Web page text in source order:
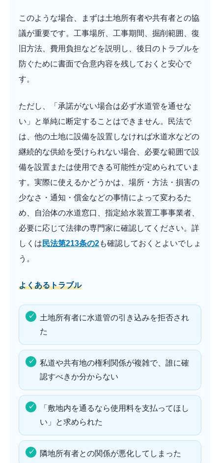
このような場合、まずは土地所有者や共有者との協
議が重要です。工事場所、工事期間、掘削範囲、復
旧方法、費用負担などを説明し、後日のトラブルを
防ぐために書面で合意内容を残しておくと安心で
す。
ただし、「承諾がない場合は必ず水道管を通せな
い」と単純に断定することはできません。民法で
は、他の土地に設備を設置しなければ水道水などの
継続的な供給を受けられない場合、必要な範囲で設
備を設置または使用できる可能性が定められていま
す。実際に使えるかどうかは、場所・方法・損害の
少なさ・通知・償金などの事情によって変わるた
め、自治体の水道窓口、指定給水装置工事事業者、
必要に応じて法律の専門家に確認してください。詳
しくは 民法第213条の2も確認しておくとよいでしょ
う。
よくあるトラブル
土地所有者に水道管の引き込みを拒否され
た
私道や共有地の権利関係が複雑で、誰に確
認すべきか分からない
「敷地内を通るなら使用料を支払ってほし
い」と求められた
隣地所有者との関係が悪化してしまった